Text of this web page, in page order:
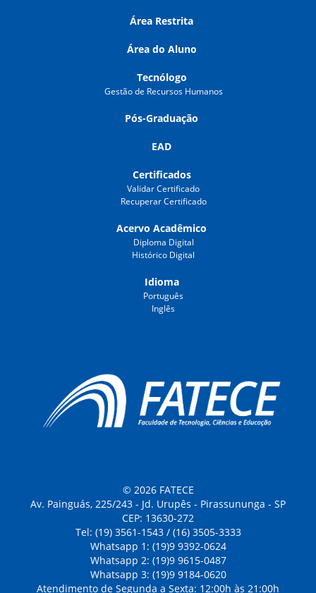
Área Restrita
Área do Aluno
Tecnólogo
Gestão de Recursos Humanos
Pós-Graduação
EAD
Certificados
Validar Certificado
Recuperar Certificado
Acervo Acadêmico
Diploma Digital
Histórico Digital
Idioma
Português
Inglês
© 2026 FATECE
Av. Painguás, 225/243 - Jd. Urupês - Pirassununga - SP
CEP: 13630-272
Tel: (19) 3561-1543 / (16) 3505-3333
Whatsapp 1: (19)9 9392-0624
Whatsapp 2: (19)9 9615-0487
Whatsapp 3: (19)9 9184-0620
Atendimento de Segunda a Sexta: 12:00h às 21:00h